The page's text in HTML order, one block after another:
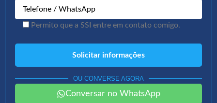
Permito que a SSI entre em contato comigo.
OU CONVERSE AGORA
Conversar no WhatsApp